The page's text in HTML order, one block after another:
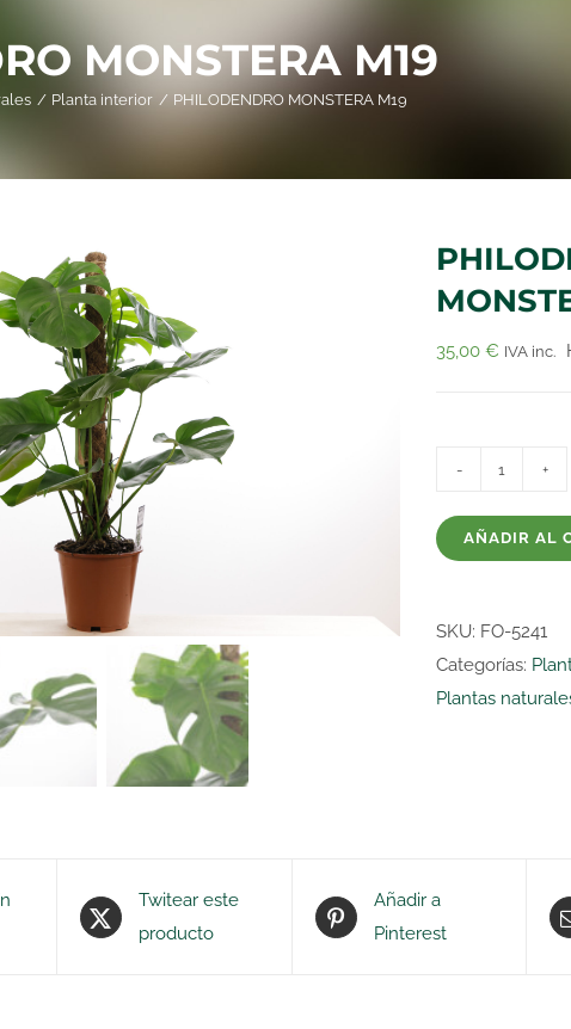
MONSTERA M19
Planta interior PHILODENDRO MONSTERA M19
35,00 € IVA inc.
AÑADIR AL
SKU: FO-5241
Categorías:
Plantas
Twitear este
producto
Añadir a
Pinterest